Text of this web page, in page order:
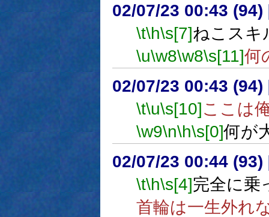
02/07/23 00:43 (94)
\t\h\s[7]ねこスキ
\u\w8\w8\s[11]何
02/07/23 00:43 (94)
\t\u\s[10]ここは
\w9\n\h\s[0]何が
02/07/23 00:44 (93)
\t\h\s[4]完全に乗
首輪は一生外れ